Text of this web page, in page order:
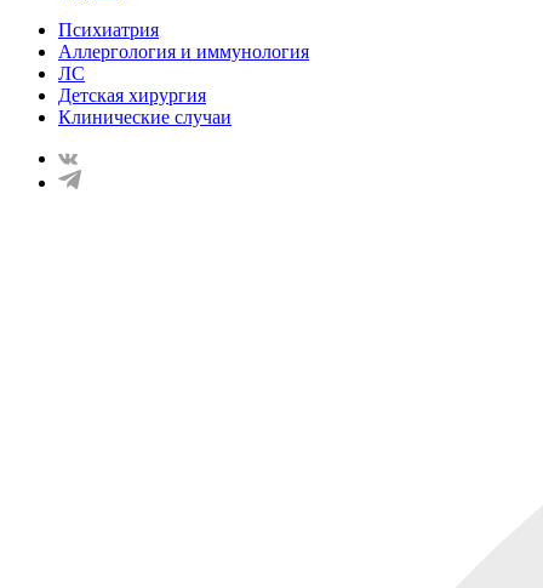
Психиатрия
Аллергология и иммунология
ЛС
Детская хирургия
Клинические случаи